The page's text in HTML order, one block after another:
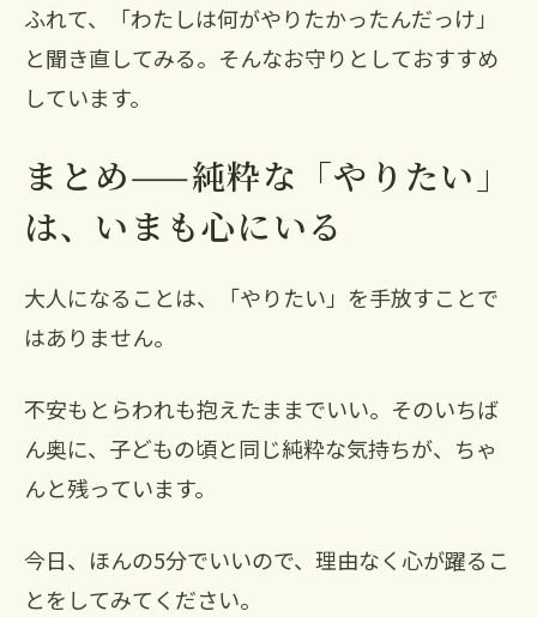
ふれて、「わたしは何がやりたかったんだっけ」
と聞き直してみる。そんなお守りとしておすすめ
しています。
まとめ——純粋な「やりたい」
は、いまも心にいる
大人になることは、「やりたい」を手放すことで
はありません。
不安もとらわれも抱えたままでいい。そのいちば
ん奥に、子どもの頃と同じ純粋な気持ちが、ちゃ
んと残っています。
今日、ほんの5分でいいので、理由なく心が躍るこ
とをしてみてください。